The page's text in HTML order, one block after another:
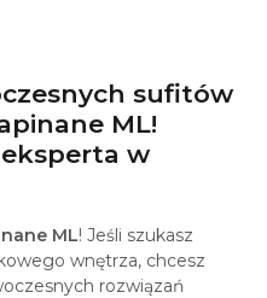
sufitów
ML!
w
ML! Jeśli szukasz
wnętrza, chcesz
rozwiązań